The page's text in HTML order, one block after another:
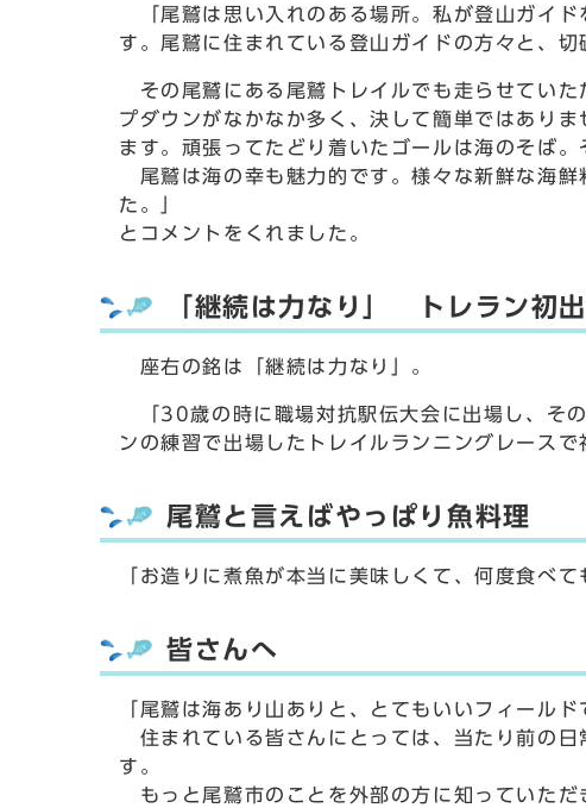
「尾鷲は思い入れのある場所。私が登山ガイド
す。尾鷲に住まれている登山ガイドの方々と、
その尾鷲にある尾鷲トレイルでも走らせていた
プダウンがなかなか多く、決して簡単ではあり
ます。頑張ってたどり着いたゴールは海のそば
尾鷲は海の幸も魅力的です。様々な新鮮な海鮮
た。」
とコメントをくれました。
「継続は力なり」 トレラン初
座右の銘は「継続は力なり」。
「30歳の時に職場対抗駅伝大会に出場し、そ
ンの練習で出場したトレイルランニングレース
尾鷲と言えばやっぱり魚料理
「お造りに煮魚が本当に美味しくて、何度食べて
皆さんへ
「尾鷲は海あり山ありと、とてもいいフィールド
住まれている皆さんにとっては、当たり前の日
す。
もっと尾鷲市のことを外部の方に知っていただ